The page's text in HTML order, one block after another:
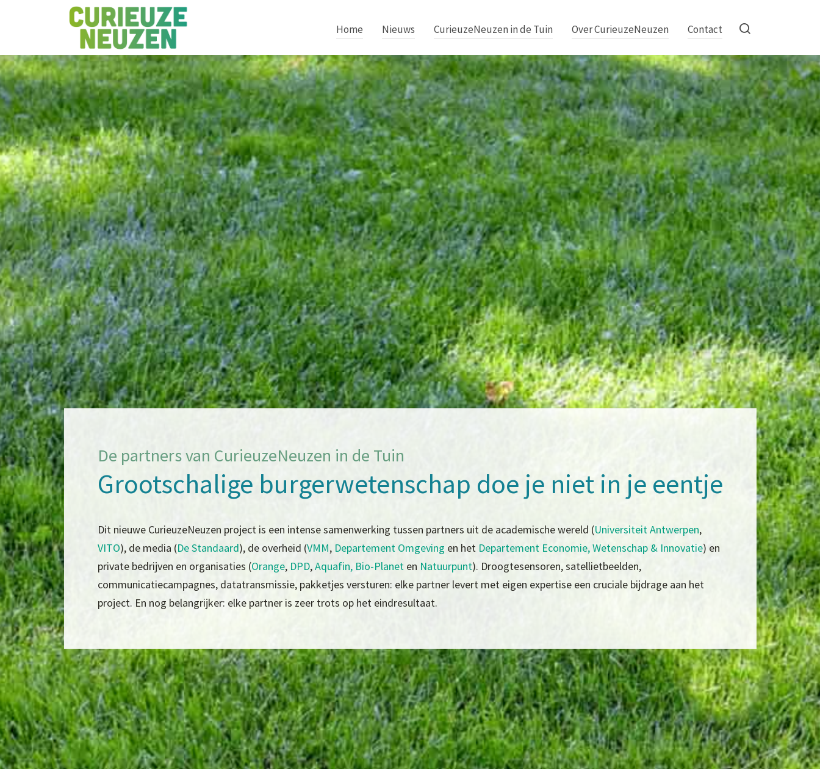
Home Nieuws CurieuzeNeuzen in de Tuin Over CurieuzeNeuzen Contact
De partners van CurieuzeNeuzen in de Tuin
Grootschalige burgerwetenschap doe je niet in je eentje
Dit nieuwe CurieuzeNeuzen project is een intense samenwerking tussen partners uit de academische wereld (Universiteit Antwerpen,
VITO), de media (De Standaard), de overheid (VMM, Departement Omgeving en het Departement Economie, Wetenschap & Innovatie) en
private bedrijven en organisaties (Orange, DPD,Aquafin, Bio-Planet en Natuurpunt). Droogtesensoren, satellietbeelden,
communicatiecampagnes, datatransmissie, pakketjes versturen: elke partner levert met eigen expertise een cruciale bijdrage aan het
project. En nog belangrijker: elke partner is zeer trots op het eindresultaat.